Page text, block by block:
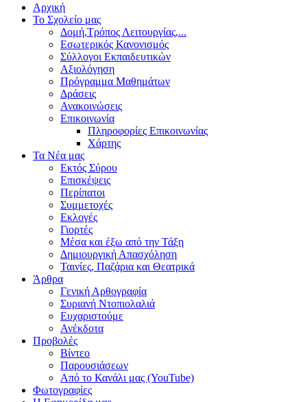
Αρχική
Το Σχολείο μας
Δομή,Τρόπος Λειτουργίας,...
Εσωτερικός Κανονισμός
Σύλλογοι Εκπαιδευτικών
Αξιολόγηση
Πρόγραμμα Μαθημάτων
Δράσεις
Ανακοινώσεις
Επικοινωνία
Πληροφορίες Επικοινωνίας
Χάρτης
Τα Νέα μας
Εκτός Σύρου
Επισκέψεις
Περίπατοι
Συμμετοχές
Εκλογές
Γιορτές
Μέσα και έξω από την Τάξη
Δημιουργική Απασχόληση
Ταινίες, Παζάρια και Θεατρικά
Άρθρα
Γενική Αρθογραφία
Συριανή Ντοπιολαλιά
Ευχαριστούμε
Ανέκδοτα
Προβολές
Βίντεο
Παρουσιάσεων
Από το Κανάλι μας (YouTube)
Φωτογραφίες